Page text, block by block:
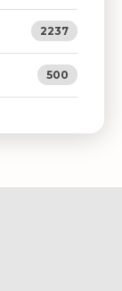
2237
500